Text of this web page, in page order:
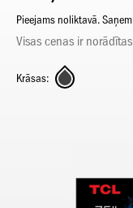
Pieejams noliktavā.
Visas cenas ir
Krāsas: